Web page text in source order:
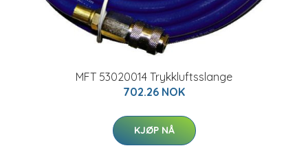
MFT 53020014 Trykkluftsslange
702.26 NOK
KJØP NÅ